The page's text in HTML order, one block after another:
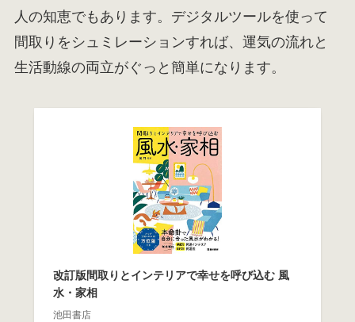
人の知恵でもあります。デジタルツールを使って
間取りをシュミレーションすれば、運気の流れと
生活動線の両立がぐっと簡単になります。
改訂版間取りとインテリアで幸せを呼び込む 風
水・家相
池田書店